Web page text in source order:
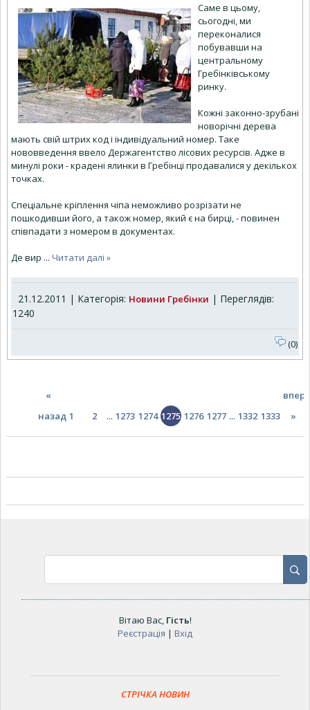
Саме в цьому,
сьогодні, ми
переконалися
побувавши на
центральному
Гребінківському
ринку.
Кожні законно-зрубані
новорічні дерева
мають свій штрих код і індивідуальний номер. Таке
нововведення ввело Держагентство лісових ресурсів. Адже в
минулі роки - крадені ялинки в Гребінці продавалися у декількох
точках.
Спеціальне кріплення чіпа неможливо розрізати не
пошкодивши його, а також номер, який є на бирці, - повинен
співпадати з номером в документах.
Де вир ... Читати далі »
21.12.2011 | Категорія: Новини Гребінки | Переглядів:
1240
(0)
«
назад 1 2 ... 1273 1274 1275 1276 1277 ... 1332 1333
»
Вітаю Вас, Гість!
Реєстрація | Вхід
СТРІЧКА НОВИН